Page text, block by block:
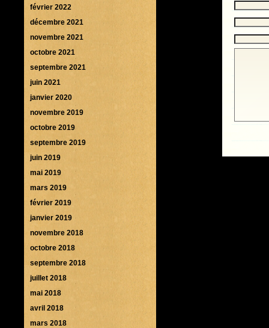
février 2022
décembre 2021
novembre 2021
octobre 2021
septembre 2021
juin 2021
janvier 2020
novembre 2019
octobre 2019
septembre 2019
juin 2019
mai 2019
mars 2019
février 2019
janvier 2019
novembre 2018
octobre 2018
septembre 2018
juillet 2018
mai 2018
avril 2018
mars 2018